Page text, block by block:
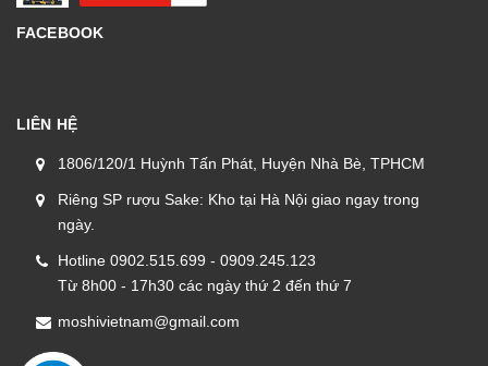
FACEBOOK
LIÊN HỆ
1806/120/1 Huỳnh Tấn Phát, Huyện Nhà Bè, TPHCM
Riêng SP rượu Sake: Kho tại Hà Nội giao ngay trong
ngày.
Hotline 0902.515.699 - 0909.245.123
Từ 8h00 - 17h30 các ngày thứ 2 đến thứ 7
moshivietnam@gmail.com